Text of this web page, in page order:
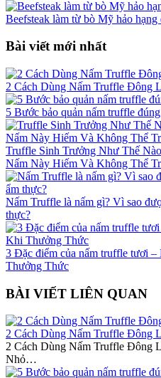
Beefsteak làm từ bò Mỹ hảo
Bài viết mới nhất
2 Cách Dùng Nấm Truffle Đông
5 Bước bảo quản nấm truffle
Truffle Sinh Trưởng Như Thế
Nấm Này Hiếm Và Không Thể
Nấm Truffle là nấm gì? Vì sao
thực?
3 Đặc điểm của nấm truffle tươi
Thưởng Thức
BÀI VIẾT LIÊN QUAN
2 Cách Dùng Nấm Truffle Đông
2 Cách Dùng Nấm Truffle Đông
Nhỏ…